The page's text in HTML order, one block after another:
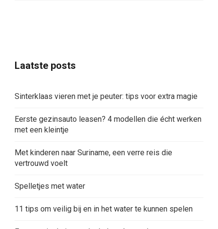
Laatste posts
Sinterklaas vieren met je peuter: tips voor extra magie
Eerste gezinsauto leasen? 4 modellen die écht werken
met een kleintje
Met kinderen naar Suriname, een verre reis die
vertrouwd voelt
Spelletjes met water
11 tips om veilig bij en in het water te kunnen spelen